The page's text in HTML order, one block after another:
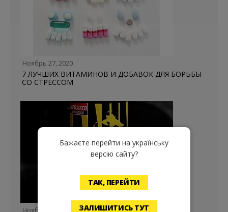
Ноябрь 27, 2020
7 ЛУЧШИХ ВИТАМИНОВ И ДОБАВОК ДЛЯ БОРЬБЫ
СО СТРЕССОМ
Ноябрь 06, 2020
Бажаєте перейти на українську
версію сайту?
ТАК, ПЕРЕЙТИ
ЗАЛИШИТИСЬ ТУТ